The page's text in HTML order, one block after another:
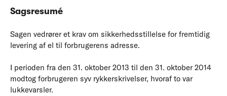
Sagsresumé
Sagen vedrører et krav om sikkerhedsstillelse for fremtidig
levering af el til forbrugerens adresse.
I perioden fra den 31. oktober 2013 til den 31. oktober 2014
modtog forbrugeren syv rykkerskrivelser, hvoraf to var
lukkevarsler.